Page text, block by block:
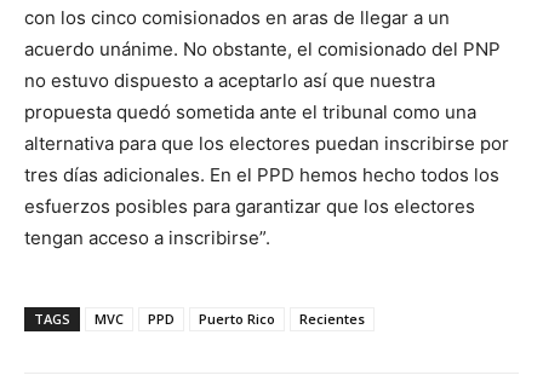
con los cinco comisionados en aras de llegar a un
acuerdo unánime. No obstante, el comisionado del PNP
no estuvo dispuesto a aceptarlo así que nuestra
propuesta quedó sometida ante el tribunal como una
alternativa para que los electores puedan inscribirse por
tres días adicionales. En el PPD hemos hecho todos los
esfuerzos posibles para garantizar que los electores
tengan acceso a inscribirse”.
TAGS MVC PPD Puerto Rico Recientes